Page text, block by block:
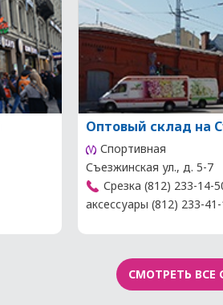
Оптовый склад на
Спортивная
Съезжинская ул., д. 5-7
Срезка (812) 233-14-
аксессуары (812) 233-
СМОТРЕТЬ ВСЕ